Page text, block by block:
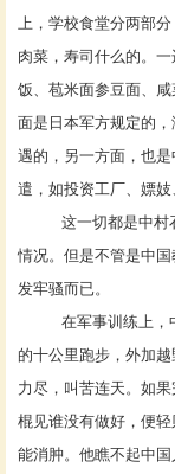
上，学校食堂分两部
肉菜，寿司什么的。
饭、苞米面参豆面、
面是日本军方规定的
遇的，另一方面，也
遣，如投资工厂、嫖妓
这一切都是中村
情况。但是不管是中
发牢骚而已。
在军事训练上，
的十公里跑步，外加
力尽，叫苦连天。如
棍见谁没有做好，便
能消肿。他瞧不起中